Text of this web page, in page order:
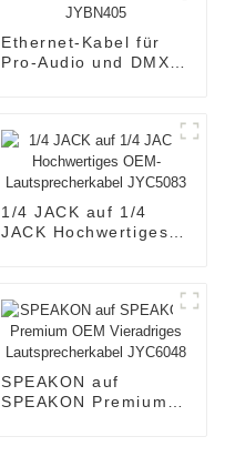
Ethernet-Kabel für
Pro-Audio und DMX-
1/4 JACK auf 1/4
JACK Hochwertiges
SPEAKON auf
SPEAKON Premium